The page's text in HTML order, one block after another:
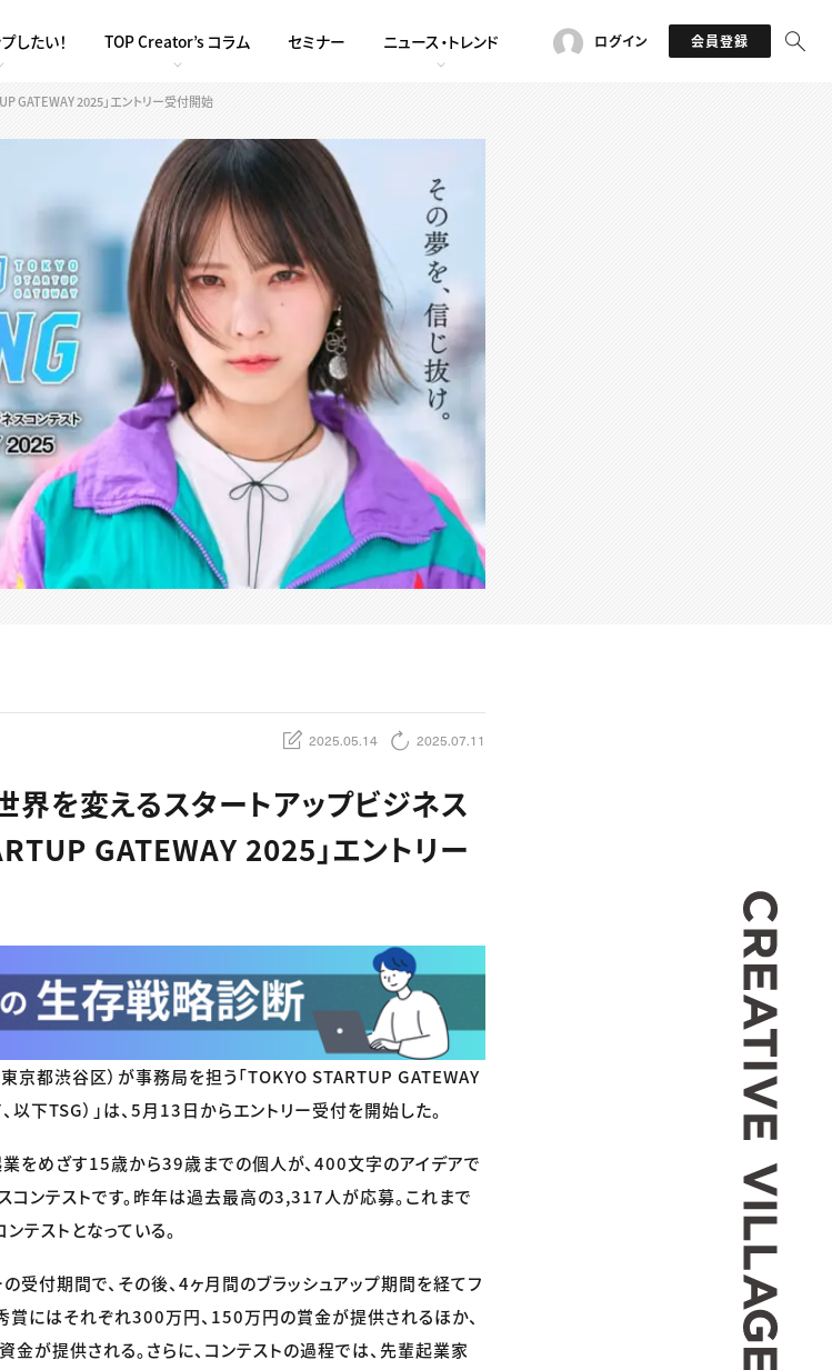
したい！ TOP Creator’s コラム セミナー ニュース・トレンド ログイン 会員登録
GATEWAY 2025」エントリー受付開始
2025.05.14 2025.07.11
界を変えるスタートアップビジネス
GATEWAY 2025」エントリー
京都渋谷区）が事務局を担う「TOKYO STARTUP GATEWAY
、以下TSG）」は、5月13日からエントリー受付を開始した。
をめざす15歳から39歳までの個人が、400文字のアイデアで
コンテストです。昨年は過去最高の3,317人が応募。これまで
ストとなっている。
付期間で、その後、4ヶ月間のブラッシュアップ期間を経てフ
賞にはそれぞれ300万円、150万円の賞金が提供されるほか、
が提供される。さらに、コンテストの過程では、先輩起業家